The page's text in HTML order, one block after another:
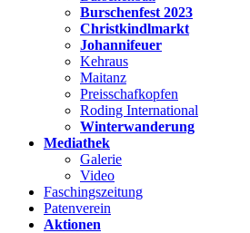
Burschenfest 2023
Christkindlmarkt
Johannifeuer
Kehraus
Maitanz
Preisschafkopfen
Roding International
Winterwanderung
Mediathek
Galerie
Video
Faschingszeitung
Patenverein
Aktionen